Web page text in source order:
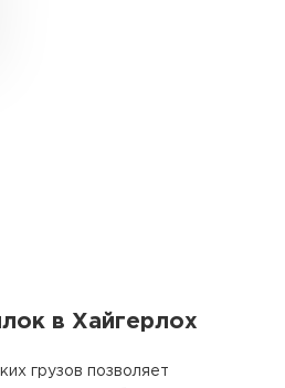
в Хайгерлох
грузов позволяет